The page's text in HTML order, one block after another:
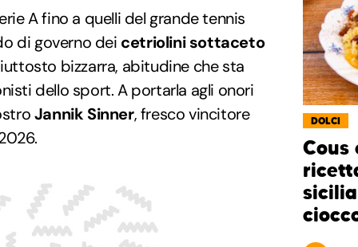
A fino a quelli del grande tennis
di governo dei cetriolini sottaceto
bizzarra, abitudine che sta
dello sport. A portarla agli onori
Jannik Sinner, fresco vincitore
DOLCI
Cous